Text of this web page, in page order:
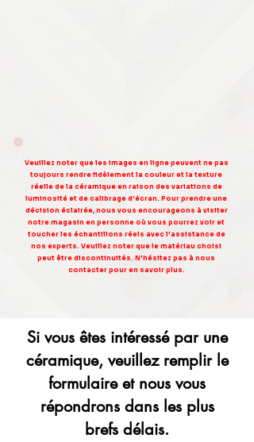
Veuillez noter que les images en ligne peuvent ne pas
toujours rendre fidèlement la couleur et la texture
réelle de la céramique en raison des variations de
luminosité et de calibrage d'écran. Pour prendre une
décision éclairée, nous vous encourageons à visiter
notre magasin en personne où vous pourrez voir et
toucher les échantillons réels avec l'assistance de
nos experts. Veuillez noter que le matériau choisi
peut être discontinuités. N'hésitez pas à nous
contacter pour en savoir plus.
Si vous êtes intéressé par une
céramique, veuillez remplir le
formulaire et nous vous
répondrons dans les plus
brefs délais.